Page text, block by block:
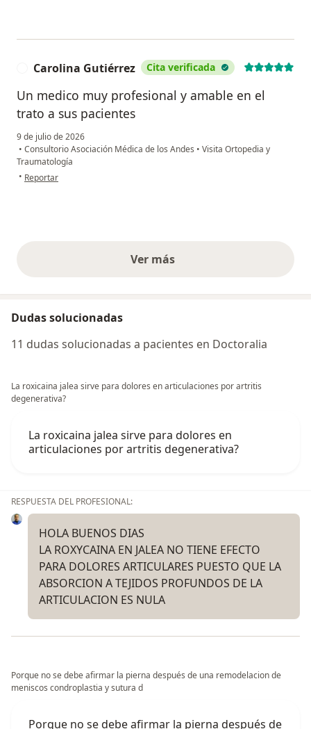
Carolina Gutiérrez Cita verificada
Un medico muy profesional y amable en el
trato a sus pacientes
9 de julio de 2026
• Consultorio Asociación Médica de los Andes • Visita Ortopedia y
Traumatología
• en opinión del usuario Carolina Gutiérrez
Reportar
Ver másopiniones anteriores
Dudas solucionadas
11 dudas solucionadas a pacientes en Doctoralia
La roxicaina jalea sirve para dolores en articulaciones por artritis
degenerativa?
La roxicaina jalea sirve para dolores en
articulaciones por artritis degenerativa?
RESPUESTA DEL PROFESIONAL:
HOLA BUENOS DIAS
LA ROXYCAINA EN JALEA NO TIENE EFECTO
PARA DOLORES ARTICULARES PUESTO QUE LA
ABSORCION A TEJIDOS PROFUNDOS DE LA
ARTICULACION ES NULA
Porque no se debe afirmar la pierna después de una remodelacion de
meniscos condroplastia y sutura d
Porque no se debe afirmar la pierna después de